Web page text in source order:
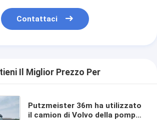
Contattaci
Il Miglior Prezzo Per
Putzmeister 36m ha utilizzato
il camion di Volvo della pompa